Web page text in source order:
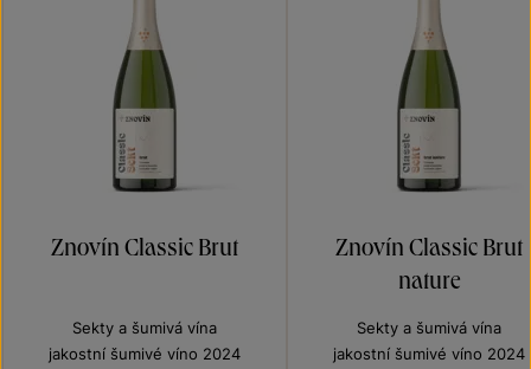
Znovín Classic Brut
Sekty a šumivá vína
jakostní šumivé víno 2024
Znovín Classic Brut
nature
Sekty a šumivá vína
jakostní šumivé víno 2024